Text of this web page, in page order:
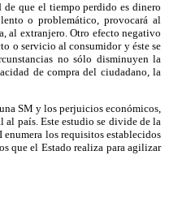
que el tiempo perdido es dinero
o problemático, provocará al
al extranjero. Otro efecto negativo
o servicio al consumidor y éste se
no sólo disminuyen la
de compra del ciudadano, la
SM y los perjuicios económicos,
país. Este estudio se divide de la
los requisitos establecidos
que el Estado realiza para agilizar